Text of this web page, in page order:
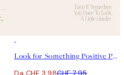
Look for Something Positive Poster
Da CHF 3.98CHF 7.95